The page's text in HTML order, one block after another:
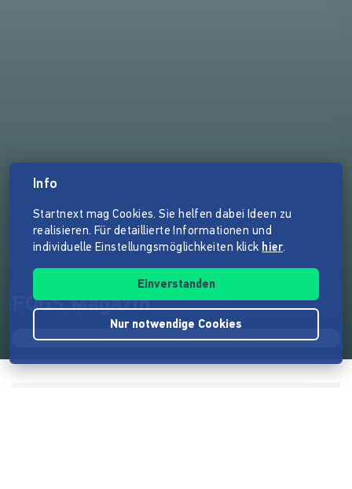
FOGS Magazin
Info
Startnext mag Cookies. Sie helfen dabei Ideen zu
realisieren. Für detaillierte Informationen und
individuelle Einstellungsmöglichkeiten klick hier.
Einverstanden
Nur notwendige Cookies